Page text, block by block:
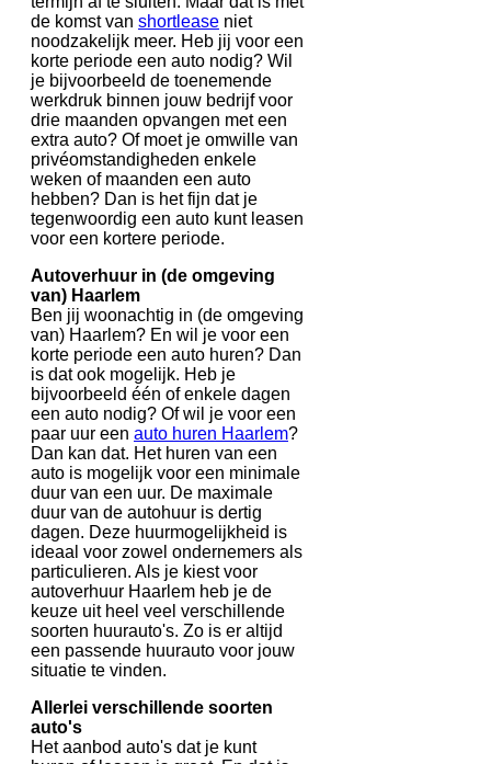
de komst van shortlease niet
noodzakelijk meer. Heb jij voor een
korte periode een auto nodig? Wil
je bijvoorbeeld de toenemende
werkdruk binnen jouw bedrijf voor
drie maanden opvangen met een
extra auto? Of moet je omwille van
privéomstandigheden enkele
weken of maanden een auto
hebben? Dan is het fijn dat je
tegenwoordig een auto kunt leasen
voor een kortere periode.
Autoverhuur in (de omgeving
van) Haarlem
Ben jij woonachtig in (de omgeving
van) Haarlem? En wil je voor een
korte periode een auto huren? Dan
is dat ook mogelijk. Heb je
bijvoorbeeld één of enkele dagen
een auto nodig? Of wil je voor een
paar uur een auto huren Haarlem?
Dan kan dat. Het huren van een
auto is mogelijk voor een minimale
duur van een uur. De maximale
duur van de autohuur is dertig
dagen. Deze huurmogelijkheid is
ideaal voor zowel ondernemers als
particulieren. Als je kiest voor
autoverhuur Haarlem heb je de
keuze uit heel veel verschillende
soorten huurauto's. Zo is er altijd
een passende huurauto voor jouw
situatie te vinden.
Allerlei verschillende soorten
auto's
Het aanbod auto's dat je kunt